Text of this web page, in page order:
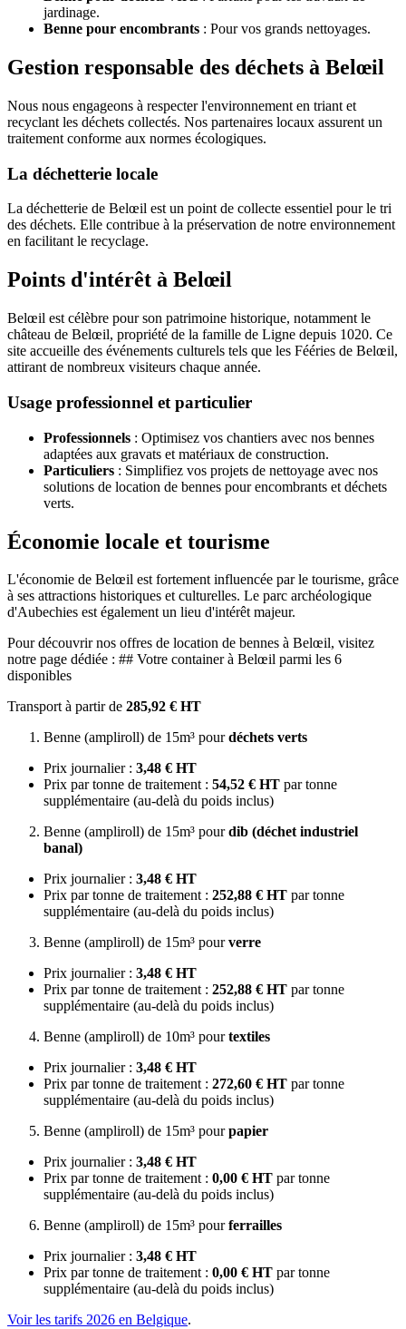
jardinage.
Benne pour encombrants : Pour vos grands nettoyages.
Gestion responsable des déchets à Belœil
Nous nous engageons à respecter l'environnement en triant et
recyclant les déchets collectés. Nos partenaires locaux assurent un
traitement conforme aux normes écologiques.
La déchetterie locale
La déchetterie de Belœil est un point de collecte essentiel pour le tri
des déchets. Elle contribue à la préservation de notre environnement
en facilitant le recyclage.
Points d'intérêt à Belœil
Belœil est célèbre pour son patrimoine historique, notamment le
château de Belœil, propriété de la famille de Ligne depuis 1020. Ce
site accueille des événements culturels tels que les Fééries de Belœil,
attirant de nombreux visiteurs chaque année.
Usage professionnel et particulier
Professionnels : Optimisez vos chantiers avec nos bennes
adaptées aux gravats et matériaux de construction.
Particuliers : Simplifiez vos projets de nettoyage avec nos
solutions de location de bennes pour encombrants et déchets
verts.
Économie locale et tourisme
L'économie de Belœil est fortement influencée par le tourisme, grâce
à ses attractions historiques et culturelles. Le parc archéologique
d'Aubechies est également un lieu d'intérêt majeur.
Pour découvrir nos offres de location de bennes à Belœil, visitez
notre page dédiée : ## Votre container à Belœil parmi les 6
disponibles
Transport à partir de 285,92 € HT
Benne (ampliroll) de 15m³ pourdéchets verts
Prix journalier : 3,48 € HT
Prix par tonne de traitement : 54,52 € HT par tonne
supplémentaire (au-delà du poids inclus)
Benne (ampliroll) de 15m³ pourdib (déchet industriel
banal)
Prix journalier : 3,48 € HT
Prix par tonne de traitement : 252,88 € HT par tonne
supplémentaire (au-delà du poids inclus)
Benne (ampliroll) de 15m³ pourverre
Prix journalier : 3,48 € HT
Prix par tonne de traitement : 252,88 € HT par tonne
supplémentaire (au-delà du poids inclus)
Benne (ampliroll) de 10m³ pourtextiles
Prix journalier : 3,48 € HT
Prix par tonne de traitement : 272,60 € HT par tonne
supplémentaire (au-delà du poids inclus)
Benne (ampliroll) de 15m³ pourpapier
Prix journalier : 3,48 € HT
Prix par tonne de traitement : 0,00 € HT par tonne
supplémentaire (au-delà du poids inclus)
Benne (ampliroll) de 15m³ pourferrailles
Prix journalier : 3,48 € HT
Prix par tonne de traitement : 0,00 € HT par tonne
supplémentaire (au-delà du poids inclus)
Voir les tarifs 2026 en Belgique.